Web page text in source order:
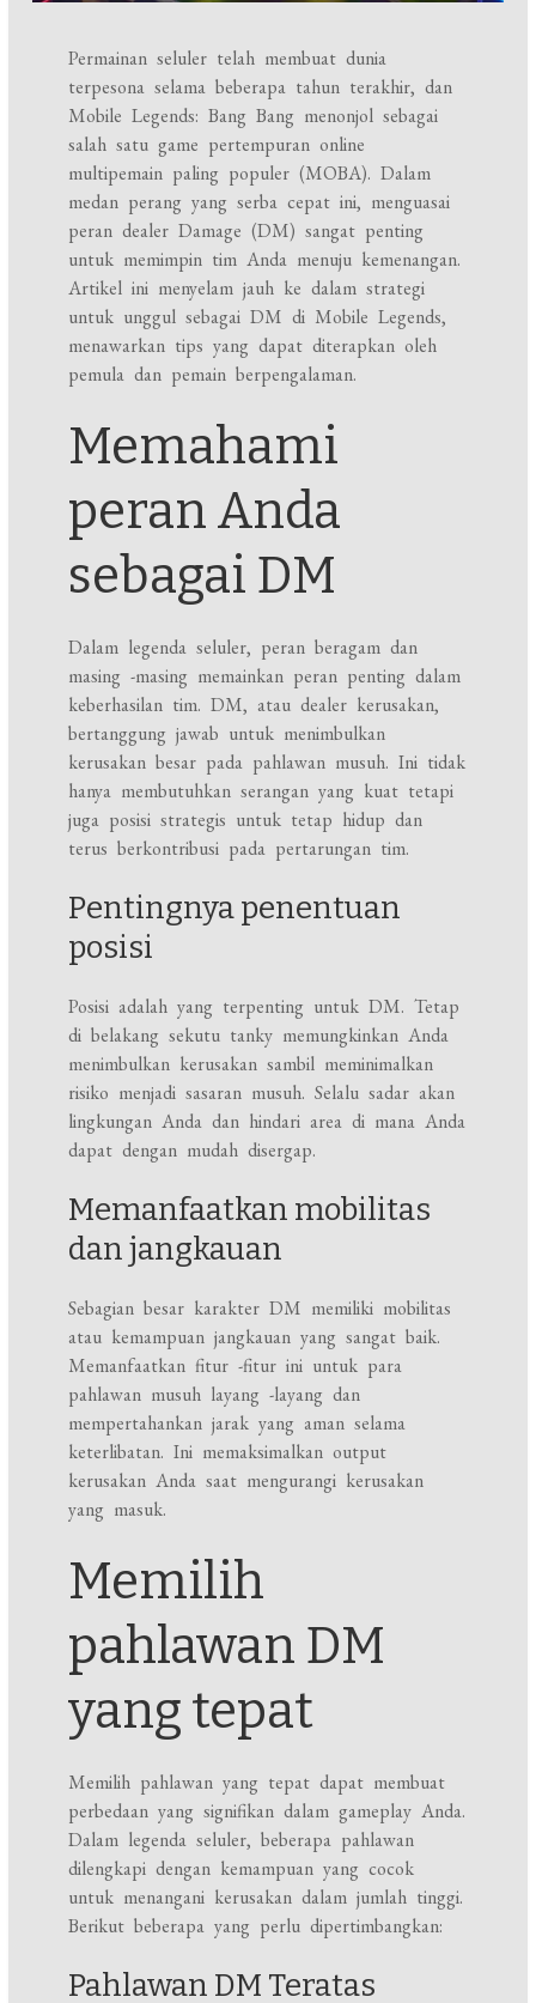
Permainan seluler telah membuat dunia
terpesona selama beberapa tahun terakhir, dan
Mobile Legends: Bang Bang menonjol sebagai
salah satu game pertempuran online
multipemain paling populer (MOBA). Dalam
medan perang yang serba cepat ini, menguasai
peran dealer Damage (DM) sangat penting
untuk memimpin tim Anda menuju kemenangan.
Artikel ini menyelam jauh ke dalam strategi
untuk unggul sebagai DM di Mobile Legends,
menawarkan tips yang dapat diterapkan oleh
pemula dan pemain berpengalaman.
Memahami
peran Anda
sebagai DM
Dalam legenda seluler, peran beragam dan
masing -masing memainkan peran penting dalam
keberhasilan tim. DM, atau dealer kerusakan,
bertanggung jawab untuk menimbulkan
kerusakan besar pada pahlawan musuh. Ini tidak
hanya membutuhkan serangan yang kuat tetapi
juga posisi strategis untuk tetap hidup dan
terus berkontribusi pada pertarungan tim.
Pentingnya penentuan
posisi
Posisi adalah yang terpenting untuk DM. Tetap
di belakang sekutu tanky memungkinkan Anda
menimbulkan kerusakan sambil meminimalkan
risiko menjadi sasaran musuh. Selalu sadar akan
lingkungan Anda dan hindari area di mana Anda
dapat dengan mudah disergap.
Memanfaatkan mobilitas
dan jangkauan
Sebagian besar karakter DM memiliki mobilitas
atau kemampuan jangkauan yang sangat baik.
Memanfaatkan fitur -fitur ini untuk para
pahlawan musuh layang -layang dan
mempertahankan jarak yang aman selama
keterlibatan. Ini memaksimalkan output
kerusakan Anda saat mengurangi kerusakan
yang masuk.
Memilih
pahlawan DM
yang tepat
Memilih pahlawan yang tepat dapat membuat
perbedaan yang signifikan dalam gameplay Anda.
Dalam legenda seluler, beberapa pahlawan
dilengkapi dengan kemampuan yang cocok
untuk menangani kerusakan dalam jumlah tinggi.
Berikut beberapa yang perlu dipertimbangkan:
Pahlawan DM Teratas